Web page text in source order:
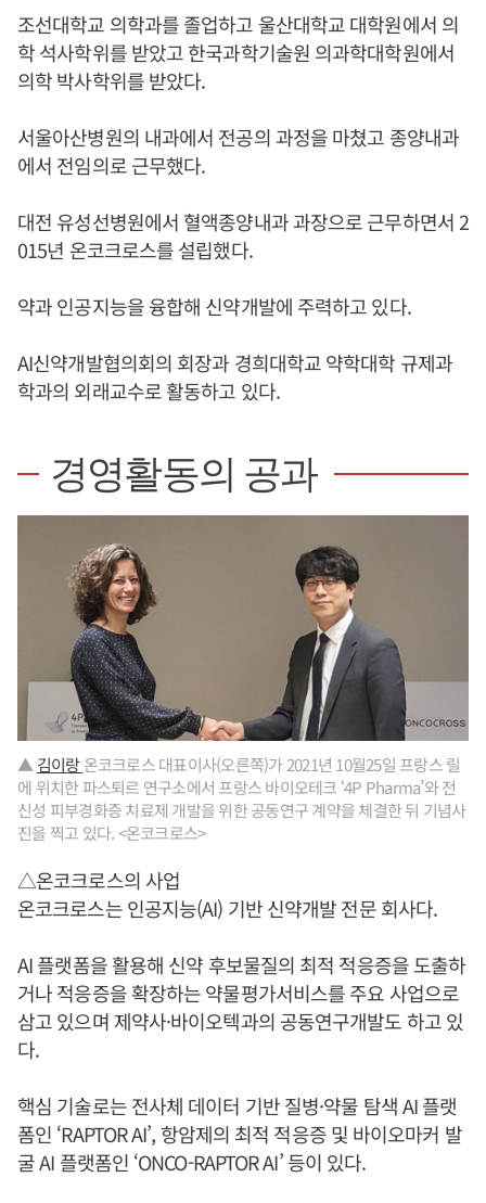
조선대학교 의학과를 졸업하고 울산대학교 대학원에서 의
학 석사학위를 받았고 한국과학기술원 의과학대학원에서
의학 박사학위를 받았다.
서울아산병원의 내과에서 전공의 과정을 마쳤고 종양내과
에서 전임의로 근무했다.
대전 유성선병원에서 혈액종양내과 과장으로 근무하면서 2
015년 온코크로스를 설립했다.
약과 인공지능을 융합해 신약개발에 주력하고 있다.
AI신약개발협의회의 회장과 경희대학교 약학대학 규제과
학과의 외래교수로 활동하고 있다.
경영활동의 공과
▲ 김이랑온코크로스 대표이사(오른쪽)가 2021년 10월25일 프랑스 릴
에 위치한 파스퇴르 연구소에서 프랑스 바이오테크 ‘4P Pharma’와 전
신성 피부경화증 치료제 개발을 위한 공동연구 계약을 체결한 뒤 기념사
진을 찍고 있다. <온코크로스>
△온코크로스의 사업
온코크로스는 인공지능(AI) 기반 신약개발 전문 회사다.
AI 플랫폼을 활용해 신약 후보물질의 최적 적응증을 도출하
거나 적응증을 확장하는 약물평가서비스를 주요 사업으로
삼고 있으며 제약사·바이오텍과의 공동연구개발도 하고 있
다.
핵심 기술로는 전사체 데이터 기반 질병·약물 탐색 AI 플랫
폼인 ‘RAPTOR AI’, 항암제의 최적 적응증 및 바이오마커 발
굴 AI 플랫폼인 ‘ONCO-RAPTOR AI’ 등이 있다.